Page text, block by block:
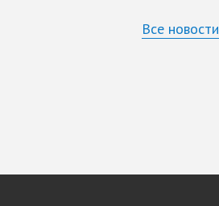
Все новости